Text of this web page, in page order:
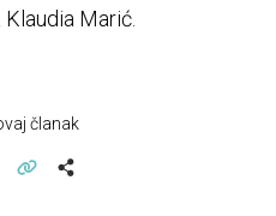
Marić.
članak